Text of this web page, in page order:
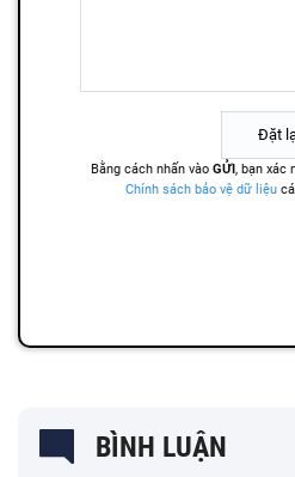
BÌNH LUẬN